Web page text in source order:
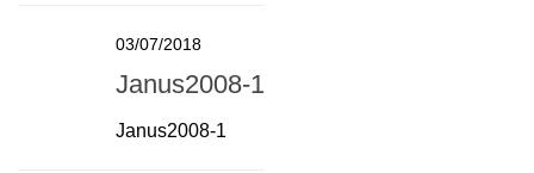
03/07/2018
Janus2008-1
Janus2008-1